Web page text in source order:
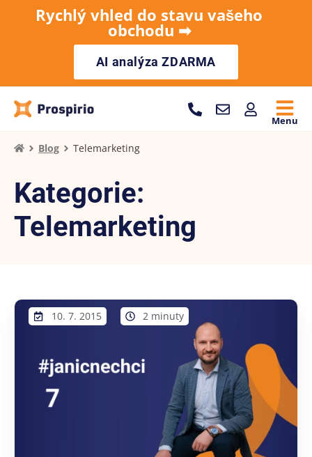
Rychlý vhled do stavu vašeho
obchodu ➡︎
AI analýza ZDARMA
Menu
Blog Telemarketing
Kategorie:
Telemarketing
10. 7. 2015 2 minuty